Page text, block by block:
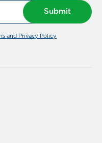
Submit
and Privacy Policy